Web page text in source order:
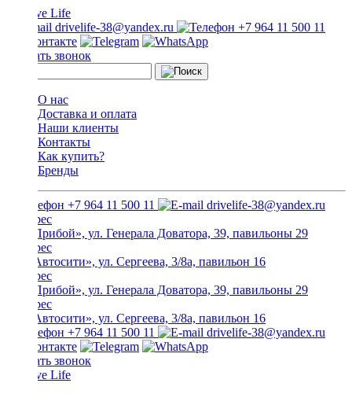
drivelife-38@yandex.ru +7 964 11 500 11
Заказать звонок
О нас
Доставка и оплата
Наши клиенты
Контакты
Как купить?
Бренды
+7 964 11 500 11 drivelife-38@yandex.ru
ТЦ «Прибой», ул. Генерала Доватора, 39, павильоны 29
ТЦ «Автосити», ул. Сергеева, 3/8а, павильон 16
ТЦ «Прибой», ул. Генерала Доватора, 39, павильоны 29
ТЦ «Автосити», ул. Сергеева, 3/8а, павильон 16
+7 964 11 500 11
drivelife-38@yandex.ru
Заказать звонок